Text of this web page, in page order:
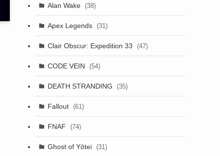
Alan Wake (38)
Apex Legends (31)
Clair Obscur: Expedition 33 (47)
CODE VEIN (54)
DEATH STRANDING (35)
Fallout (61)
FNAF (74)
Ghost of Yōtei (31)